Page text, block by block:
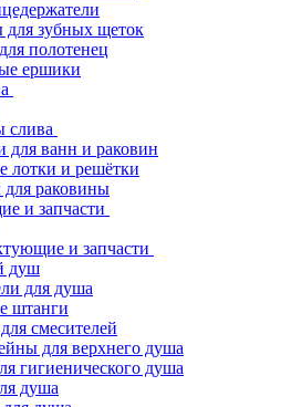
для зубных щеток
полотенец
ершики
слива
для ванн и раковин
лотки и решётки
раковины
и запчасти
и запчасти
душ
для душа
штанги
смесителей
для верхнего душа
гигиенического душа
душа